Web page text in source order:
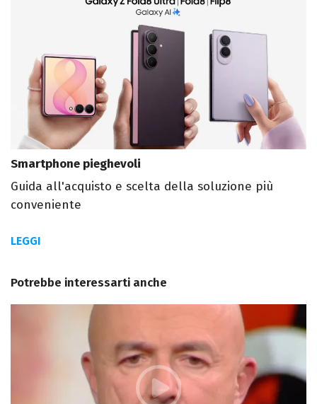
Smartphone pieghevoli
Guida all'acquisto e scelta della soluzione più
conveniente
LEGGI
Potrebbe interessarti anche